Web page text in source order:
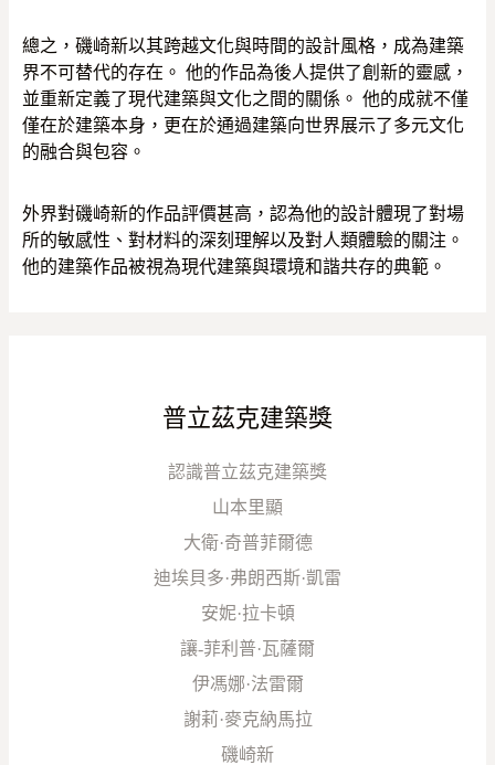
總之，磯崎新以其跨越文化與時間的設計風格，成為建築
界不可替代的存在。 他的作品為後人提供了創新的靈感，
並重新定義了現代建築與文化之間的關係。 他的成就不僅
僅在於建築本身，更在於通過建築向世界展示了多元文化
的融合與包容。
外界對磯崎新的作品評價甚高，認為他的設計體現了對場
所的敏感性、對材料的深刻理解以及對人類體驗的關注。
他的建築作品被視為現代建築與環境和諧共存的典範。
普立茲克建築獎
認識普立茲克建築獎
山本里顯
大衛·奇普菲爾德
迪埃貝多·弗朗西斯·凱雷
安妮·拉卡頓
讓-菲利普·瓦薩爾
伊馮娜·法雷爾
謝莉·麥克納馬拉
磯崎新